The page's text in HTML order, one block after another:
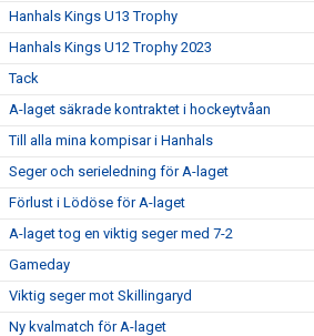
Hanhals Kings U13 Trophy
Hanhals Kings U12 Trophy 2023
Tack
A-laget säkrade kontraktet i hockeytvåan
Till alla mina kompisar i Hanhals
Seger och serieledning för A-laget
Förlust i Lödöse för A-laget
A-laget tog en viktig seger med 7-2
Gameday
Viktig seger mot Skillingaryd
Ny kvalmatch för A-laget